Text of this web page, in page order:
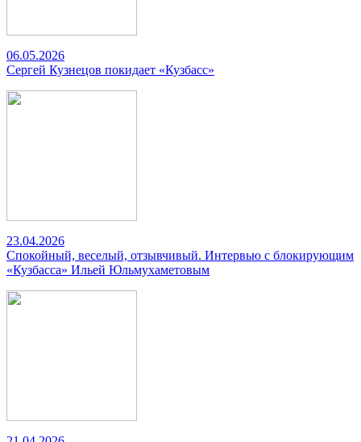
06.05.2026
Сергей Кузнецов покидает «Кузбасс»
23.04.2026
Спокойный, веселый, отзывчивый. Интервью с блокирующим
«Кузбасса» Ильей Юльмухаметовым